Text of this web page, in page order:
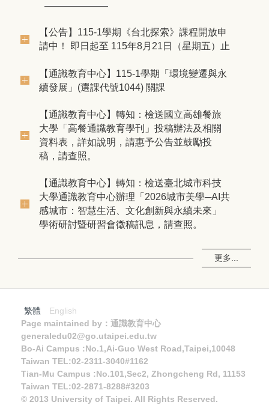
【公告】115-1學期《台北探索》課程開放申
請中！ 即日起至 115年8月21日（星期五）止
【通識教育中心】​115-1學期「環境變遷與永
續發展」(選課代號1044) 關課
【通識教育中心】轉知：檢送國立高雄餐旅
大學「高餐通識教育學刊」投稿辦法及相關
資料表，詳如說明，請惠予公告並鼓勵投
稿，請查照。
【通識教育中心】轉知：檢送臺北城市科技
大學通識教育中心辦理「2026城市美學─AI共
感城市：智慧生活、文化創新與永續未來」
學術研討暨研習會徵稿訊息，請查照。
更多...
繁體
English
Page maintained by：通識教育中心
generaledu02@go.utaipei.edu.tw
Bo-Ai Campus :No.1,Ai-Guo West Road,Taipei,10048
Taiwan TEL:02-2311-3040#1162
Tian-Mu Campus :No.101,Sec2, Zhongcheng Rd, 11153
Taiwan TEL:02-2871-8288#3203
© 2013 University of Taipei. All Rights Reserved.